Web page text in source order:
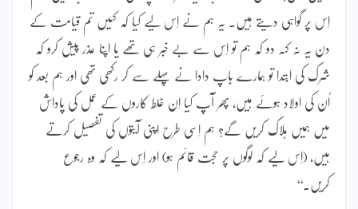
اِس پر گواہی دیتے ہیں۔ یہ ہم نے اِس لیے کیا کہ کہیں تم قیامت کے
دن یہ نہ کہہ دو کہ ہم تو اِس سے بے خبر ہی تھے یا اپنا عذر پیش کرو کہ
شرک کی ابتدا تو ہمارے باپ دادا نے پہلے سے کر رکھی تھی اور ہم بعد کو
اُن کی اولاد ہوئے ہیں، پھر آپ کیا اِن غلط کاروں کے عمل کی پاداش
میں ہمیں ہلاک کریں گے؟ ہم اِسی طرح اپنی آیتوں کی تفصیل کرتے
ہیں، (اِس لیے کہ لوگوں پر حجت قائم ہو) اور اِس لیے کہ وہ رجوع
کریں۔‘‘